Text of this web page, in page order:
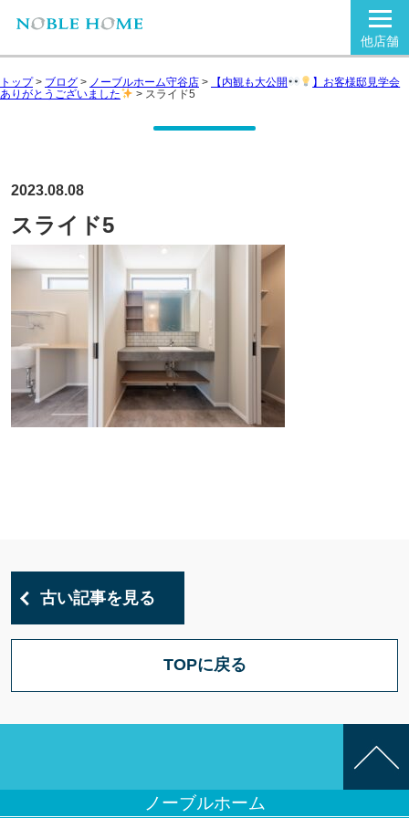
他店舗
トップ> ブログ > ノーブルホーム守谷店 > 【内観も大公開
】お客様邸見学会
ありがとうございました
> スライド5
2023.08.08
スライド5
古い記事を見る
TOPに戻る
ノーブルホーム